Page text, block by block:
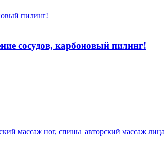
сосудов, карбоновый пилинг!